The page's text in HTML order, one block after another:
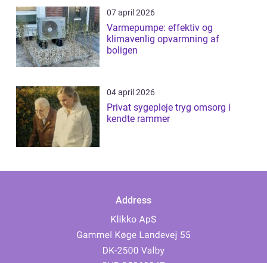
07 april 2026
Varmepumpe: effektiv og
klimavenlig opvarmning af
boligen
04 april 2026
Privat sygepleje tryg omsorg i
kendte rammer
Address